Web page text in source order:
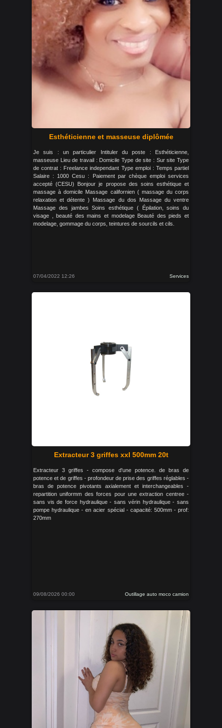
Esthéticienne et masseuse diplômée
Je suis : un particulier Intituler du poste : Esthéticienne,
masseuse Lieu de travail : Domicile Type de site : Sur site Type
de contrat : Freelance independant Type emploi : Temps partiel
Salaire : 1000 Cesu : Paiement par chèque emploi services
accepté (CESU) Bonjour je propose des soins esthétique et
massage à domicile Massage californien ( massage du corps
relaxation et détente ) Massage du dos Massage du ventre
Massage des jambes Soins esthétique ( Épilation, soins du
visage , beauté des mains et modelage Beauté des pieds et
modelage, gommage du corps, teintures de sourcils et cils.
07/04/2022 12:26 Services
Extracteur 3 griffes xxl 500mm 20t
Extracteur 3 griffes - compose d'une potence. de bras de
potence et de griffes - profondeur de prise des griffes réglables -
bras de potence pivotants axialement et interchangeables -
repartition uniformm des forces pour une extraction centree -
sans vis de force hydraulique - sans vérin hydraulique - sans
pompe hydraulique - en acier spécial - capacité: 500mm - prof:
270mm
09/08/2026 00:00 Outillage auto moco camion